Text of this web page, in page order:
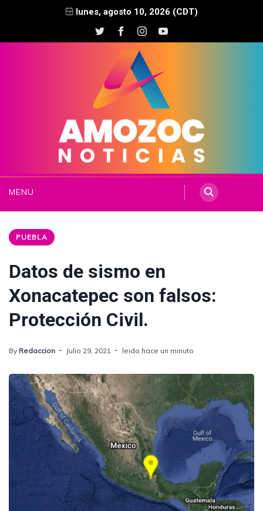
lunes, agosto 10, 2026 (CDT)
MENU
PUEBLA
Datos de sismo en
Xonacatepec son falsos:
Protección Civil.
By Redaccion Julio 29, 2021 leido hace un minuto